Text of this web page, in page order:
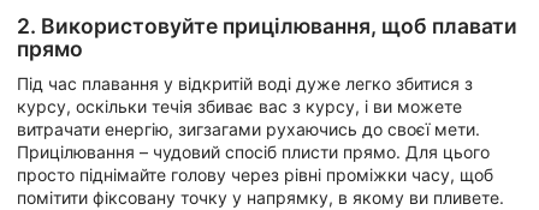
2. Використовуйте прицілювання, щоб плавати
прямо
Під час плавання у відкритій воді дуже легко збитися з
курсу, оскільки течія збиває вас з курсу, і ви можете
витрачати енергію, зигзагами рухаючись до своєї мети.
Прицілювання – чудовий спосіб плисти прямо. Для цього
просто піднімайте голову через рівні проміжки часу, щоб
помітити фіксовану точку у напрямку, в якому ви пливете.